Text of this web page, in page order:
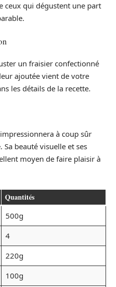
ceux qui dégustent une part
un fraisier confectionné
ajoutée vient de votre
les détails de la recette.
à coup sûr
Sa beauté visuelle et ses
moyen de faire plaisir à
Quantités
500g
4
220g
100g